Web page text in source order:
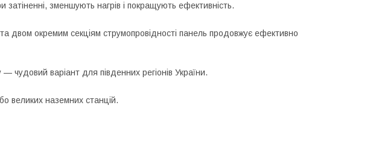
зменшують нагрів і покращують ефективність.
двом окремим секціям струмопровідності панель продовжує ефективно
чудовий варіант для південних регіонів України.
великих наземних станцій.